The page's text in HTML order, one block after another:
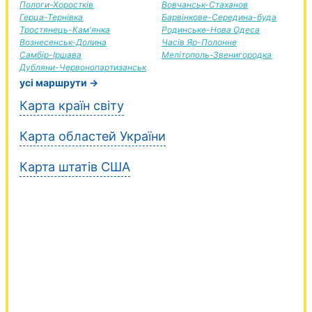
Пологи-Хоростків
Герца-Тернівка
Тростянець-Кам'янка
Вознесенськ-Долина
Самбір-Іршава
Дубляни-Червонопартизанськ
Вовчанськ-Стаханов
Барвінкове-Середина-буда
Родинське-Нова Одеса
Часів Яр-Полонне
Мелітополь-Звенигородка
усі маршрути →
Карта країн світу
Карта областей України
Карта штатів США